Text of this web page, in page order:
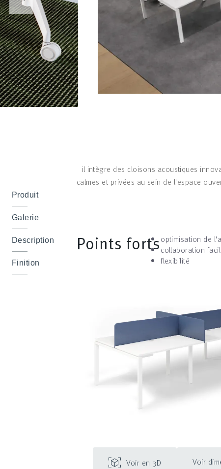
Produit
Galerie
Description
Finition
il intègre des cloisons acoustiques
calmes et privées au sein de l'espace
Points fortsoptimisation de
collaboration
flexibilité
Voir en 3D Voir